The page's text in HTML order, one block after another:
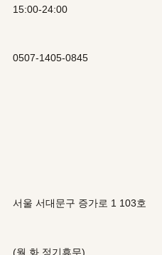
15:00-24:00
0507-1405-0845
서울 서대문구 증가로 1 103호
(월,화 정기휴무)